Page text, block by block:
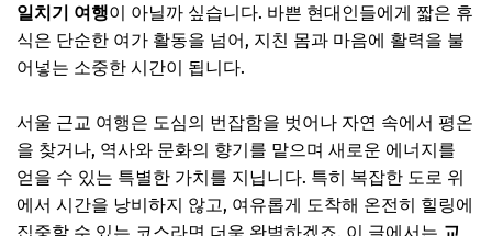
일치기 여행이 아닐까 싶습니다. 바쁜 현대인들에게 짧은 휴
식은 단순한 여가 활동을 넘어, 지친 몸과 마음에 활력을 불
어넣는 소중한 시간이 됩니다.
서울 근교 여행은 도심의 번잡함을 벗어나 자연 속에서 평온
을 찾거나, 역사와 문화의 향기를 맡으며 새로운 에너지를
얻을 수 있는 특별한 가치를 지닙니다. 특히 복잡한 도로 위
에서 시간을 낭비하지 않고, 여유롭게 도착해 온전히 힐링에